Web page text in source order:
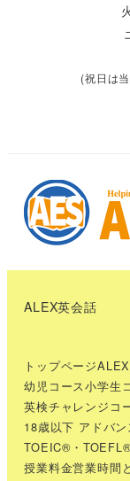
(祝日は
ALEX英会話
トップページ
幼児コース小学生
英検チャレンジコ
18歳以下 アドバ
TOEIC®・
授業料金営業時間